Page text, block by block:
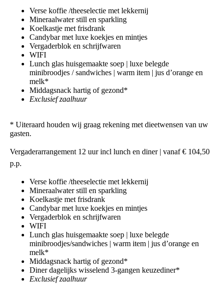
Verse koffie /theeselectie met lekkernij
Mineraalwater still en sparkling
Koelkastje met frisdrank
Candybar met luxe koekjes en mintjes
Vergaderblok en schrijfwaren
WIFI
Lunch glas huisgemaakte soep | luxe belegde
minibroodjes / sandwiches | warm item | jus d’orange en
melk*
Middagsnack hartig of gezond*‍
Exclusief zaalhuur
‍* Uiteraard houden wij graag rekening met dieetwensen van uw
gasten.
Vergaderarrangement 12 uur incl lunch en diner | vanaf € 104,50
p.p.
Verse koffie /theeselectie met lekkernij
Mineraalwater still en sparkling
Koelkastje met frisdrank
Candybar met luxe koekjes en mintjes
Vergaderblok en schrijfwaren
WIFI
Lunch glas huisgemaakte soep | luxe belegde
minibroodjes/sandwiches | warm item | jus d’orange en
melk*
Middagsnack hartig of gezond*
Diner dagelijks wisselend 3-gangen keuzediner*
Exclusief zaalhuur